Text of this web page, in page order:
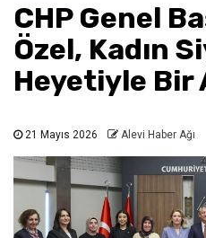
CHP Genel
Özel, Kadın
Heyetiyle Bir
21 Mayıs 2026 Alevi Haber Ağı